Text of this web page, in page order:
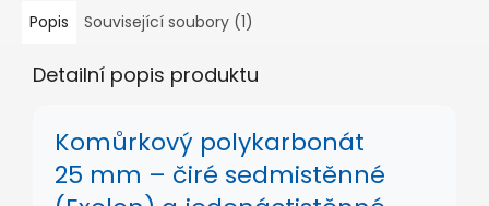
Popis Související soubory (1)
Detailní popis produktu
Komůrkový polykarbonát
25 mm – čiré sedmistěnné